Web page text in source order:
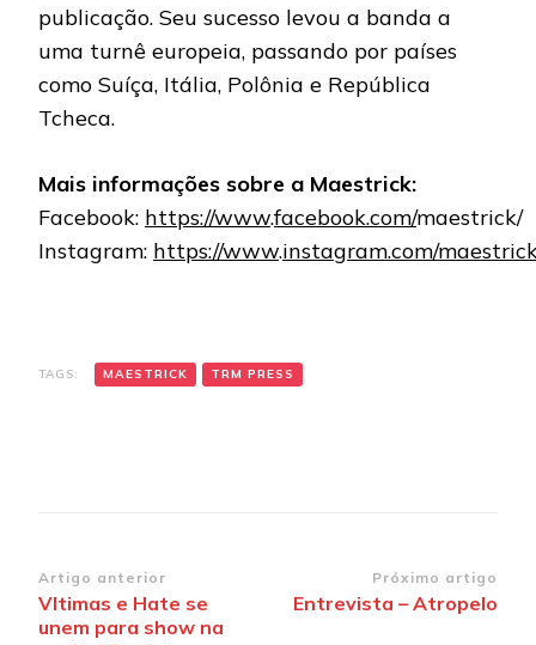
publicação. Seu sucesso levou a banda a
uma turnê europeia, passando por países
como Suíça, Itália, Polônia e República
Tcheca.
Mais informações sobre a Maestrick:
Facebook: https://www.facebook.com/maestrick/
Instagram: https://www.instagram.com/
TAGS: MAESTRICK TRM PRESS
Navegação
de
Artigo anterior
Vltimas e Hate se
unem para show na
Próximo artigo
Entrevista – Atropelo